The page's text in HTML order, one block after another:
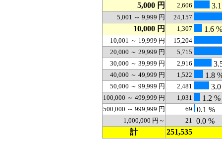
5,000 円 2,606
5,001 ～ 9,999 円 24,157
10,000 円 1,307 1.6 %
10,001 ～ 19,999 円
15,204
20,000 ～ 29,999 円
5,715
30,000 ～ 39,999 円
2,916
40,000 ～ 49,999 円 1,522 1.8
50,000 ～ 99,999 円 2,481
100,000 ～ 499,999 円 1,031 1.2 %
500,000 ～ 999,999 円 69 0.1 %
1,000,000 円～ 21 0.0 %
計
251,535